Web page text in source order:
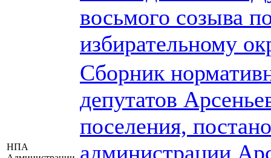
восьмого созыва
избирательному
НПА
Сборник
депутатов
поселения,
администрации